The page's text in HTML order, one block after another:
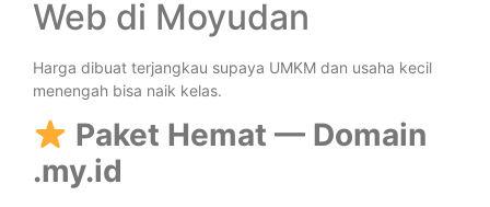
Web di Moyudan
Harga dibuat terjangkau supaya UMKM dan usaha kecil
menengah bisa naik kelas.
Paket Hemat — Domain
.my.id